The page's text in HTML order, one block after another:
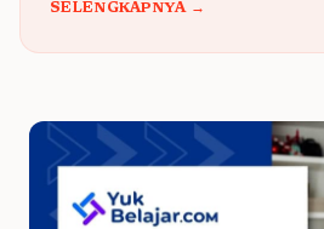
SELENGKAPNYA →